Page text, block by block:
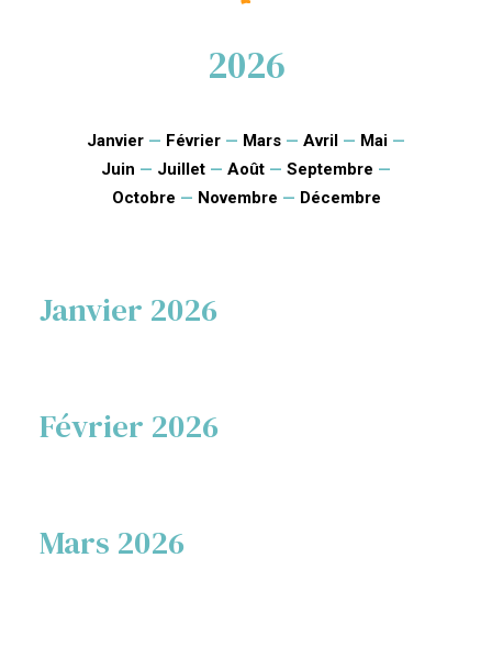
2026
Janvier — Février — Mars — Avril — Mai —
Juin — Juillet — Août — Septembre —
Octobre — Novembre — Décembre
Janvier 2026
Février 2026
Mars 2026